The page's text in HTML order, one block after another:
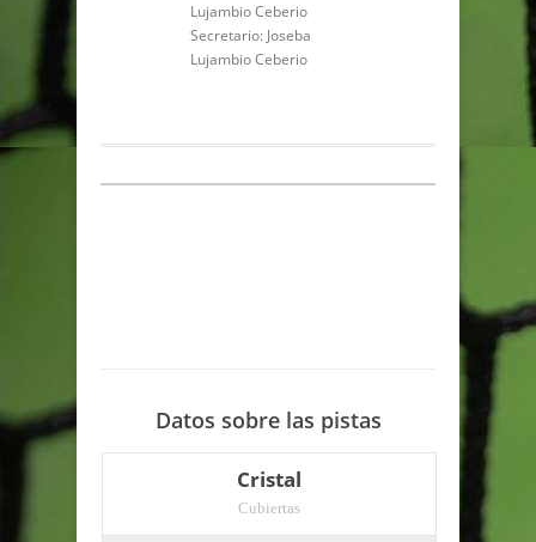
Lujambio Ceberio
Secretario: Joseba
Lujambio Ceberio
Datos sobre las pistas
Cristal
Cubiertas